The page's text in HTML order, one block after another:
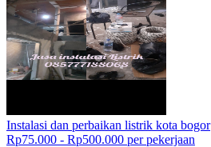
Instalasi dan perbaikan listrik kota bogor
Rp75.000 - Rp500.000 per pekerjaan